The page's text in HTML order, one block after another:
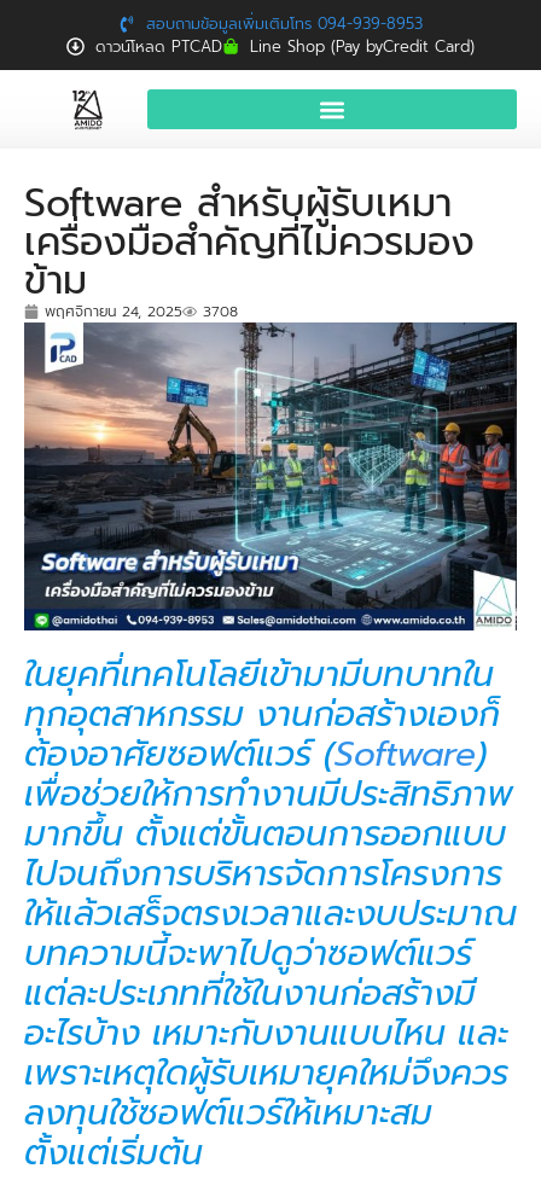
สอบถามข้อมูลเพิ่มเติมโทร 094-939-8953
ดาวน์โหลด PTCAD
Line Shop (Pay byCredit Card)
สินค้าและบริการ
จองอบรมฟรี
News
Download
ติดต่อเรา
Software สำหรับผู้รับเหมา
เครื่องมือสำคัญที่ไม่ควรมอง
ข้าม
พฤศจิกายน 24, 2025 3708
ในยุคที่เทคโนโลยีเข้ามามีบทบาทใน
ทุกอุตสาหกรรม งานก่อสร้างเองก็
ต้องอาศัยซอฟต์แวร์ (Software)
เพื่อช่วยให้การทำงานมีประสิทธิภาพ
มากขึ้น ตั้งแต่ขั้นตอนการออกแบบ
ไปจนถึงการบริหารจัดการโครงการ
ให้แล้วเสร็จตรงเวลาและงบประมาณ
บทความนี้จะพาไปดูว่าซอฟต์แวร์
แต่ละประเภทที่ใช้ในงานก่อสร้างมี
อะไรบ้าง เหมาะกับงานแบบไหน และ
เพราะเหตุใดผู้รับเหมายุคใหม่จึงควร
ลงทุนใช้ซอฟต์แวร์ให้เหมาะสม
ตั้งแต่เริ่มต้น